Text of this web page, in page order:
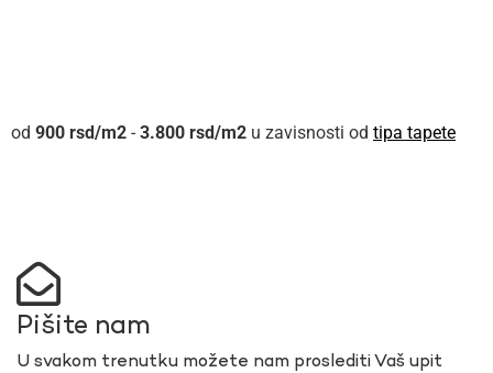
900 rsd - 3.800 rsd u zavisnosti od tipa tapete
Pišite nam
U svakom trenutku možete nam proslediti Vaš upit